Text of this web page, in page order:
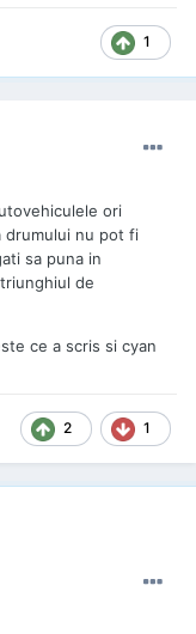
1
ori
drumului nu pot fi
sa puna in
de
ce a scris si cyan
2 1